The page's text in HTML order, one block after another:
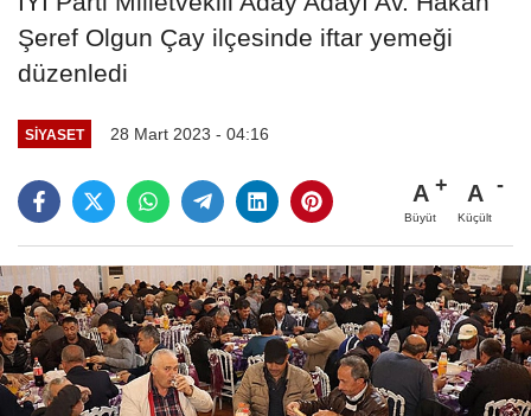
Şeref Olgun Çay ilçesinde iftar yemeği
düzenledi
SIYASET 28 Mart 2023 - 04:16
A
Büyüt
A
Küçült